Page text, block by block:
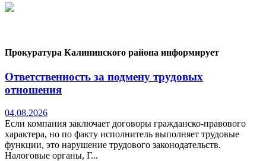
Прокуратура Калининского района информирует
Ответственность за подмену трудовых
отношения
04.08.2026
Если компания заключает договоры гражданско-правового
характера, но по факту исполнитель выполняет трудовые
функции, это нарушение трудового законодательств.
Налоговые органы, Г...